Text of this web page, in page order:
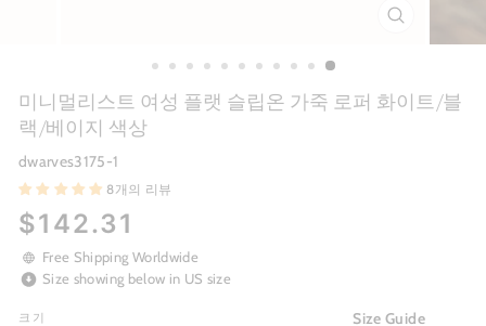
(ESC)
미니멀리스트 여성 플랫 슬립온 가죽 로퍼 화이트/블
랙/베이지 색상
dwarves3175-1
8개의 리뷰
Regular
price
$142.31
Free Shipping Worldwide
Size showing below in US size
Size Guide
크기